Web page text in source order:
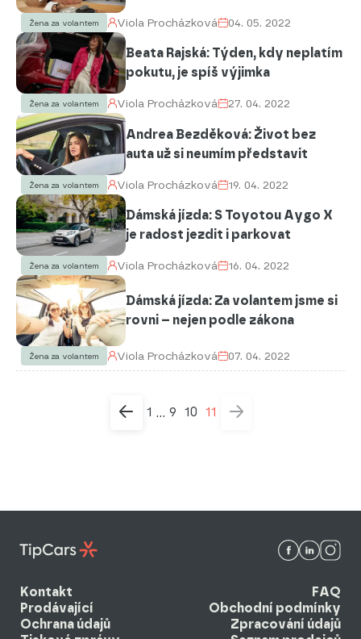
Žena za volantem Viola Procházková 04. 05. 2022
Beata Rajská: Týden, kdy neplatím
pokutu, je spíš výjimka
Žena za volantem Viola Procházková 27. 04. 2022
Andrea Bezděková: Život bez
auta už si neumím představit
Žena za volantem Viola Procházková 19. 04. 2022
Dámská jízda: S Toyotou Aygo X
je radost jezdit i parkovat
Žena za volantem Viola Procházková 16. 04. 2022
Dámská jízda: Za volantem jsme si
rovni – nejen podle zákona
Žena za volantem Viola Procházková 07. 04. 2022
1 ... 9 10 11
Kontakt
FAQ
Prodávající
Obchodní podmínky
Ochrana údajů
Zpracování údajů